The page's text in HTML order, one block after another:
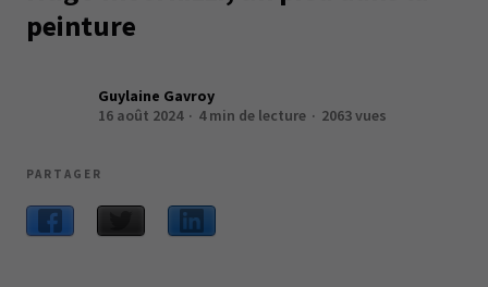
peinture
Guylaine Gavroy
16 août 2024
4 min de lecture 2063 vues
PARTAGER